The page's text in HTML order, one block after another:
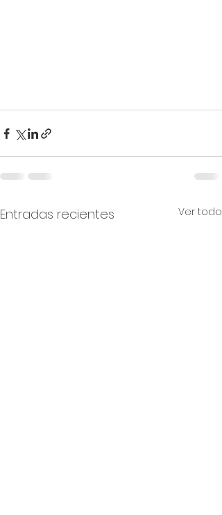
Entradas recientes Ver todo